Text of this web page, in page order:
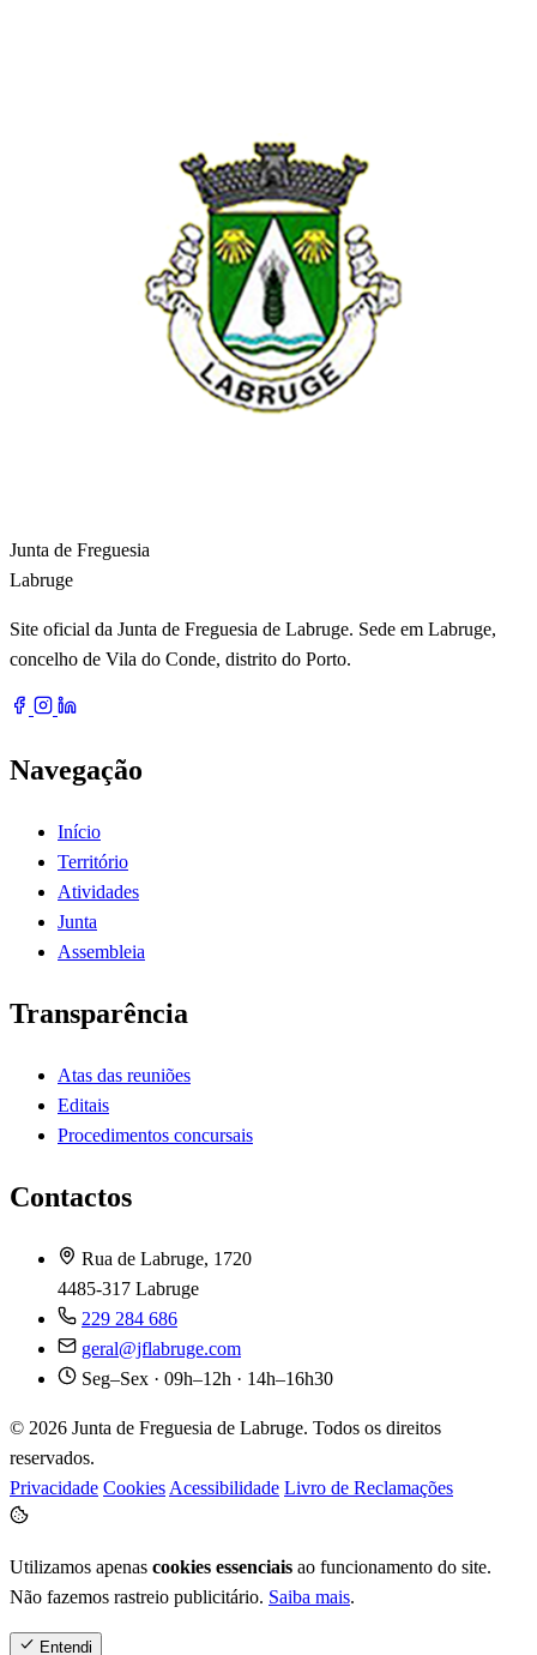
Junta de Freguesia
Labruge
Site oficial da Junta de Freguesia de Labruge. Sede em Labruge,
concelho de Vila do Conde, distrito do Porto.
Navegação
Início
Território
Atividades
Junta
Assembleia
Transparência
Atas das reuniões
Editais
Procedimentos concursais
Contactos
Rua de Labruge, 1720
4485-317 Labruge
229 284 686
geral@jflabruge.com
Seg–Sex · 09h–12h · 14h–16h30
© 2026 Junta de Freguesia de Labruge. Todos os direitos
reservados.
Privacidade Cookies Acessibilidade Livro de Reclamações
Utilizamos apenas cookies essenciais ao funcionamento do site.
Não fazemos rastreio publicitário. Saiba mais.
Entendi